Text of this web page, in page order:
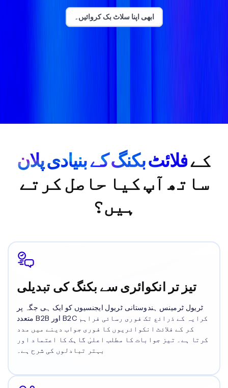
ابھی اپنا سلاٹ بک کروائیں۔
فلائٹ بکنگ کے بنیادی پلان
ساتھ آپ کیا حاصل کرتے
ہیں؟
تیز تر انکوائری سے بکنگ کی تبدیلی
ٹریول ٹرمینس ہندوستانی ٹریول ایجنسیوں کو ایک ہی جگہ پر
متعدد B2B اور B2C کرایہ کے ذرائع تک فوری رسائی فراہم
کر کے فلائٹ انکوائریوں کا فوری جواب دینے میں مدد
کرتا ہے۔ تیز جوابات کا مطلب اعلیٰ گاہک کا اعتماد اور
بہتر تبادلوں کی شرح ہے۔